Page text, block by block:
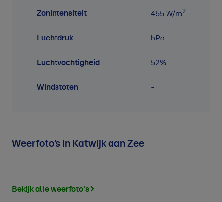
Zonintensiteit 455 W/m2
Luchtdruk hPa
Luchtvochtigheid 52%
Windstoten -
Weerfoto’s in Katwijk aan Zee
Bekijk alle weerfoto's